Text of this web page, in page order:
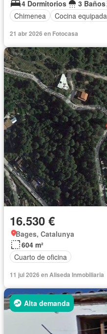
4 Dormitorios 3 Baños
Chimenea
Cocina equipada
21 abr 2026 en Fotocasa
16.530 €
Bages, Catalunya
604 m²
Cuarto de oficina
11 jul 2026 en Aliseda Inmobiliaria
Alta demanda